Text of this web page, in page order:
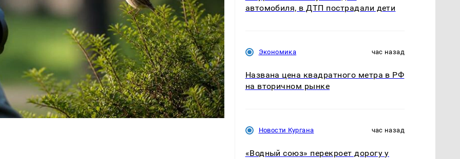
автомобиля, в ДТП пострадали дети
Экономика час назад
Названа цена квадратного метра в РФ
на вторичном рынке
Новости Кургана час назад
«Водный союз» перекроет дорогу у